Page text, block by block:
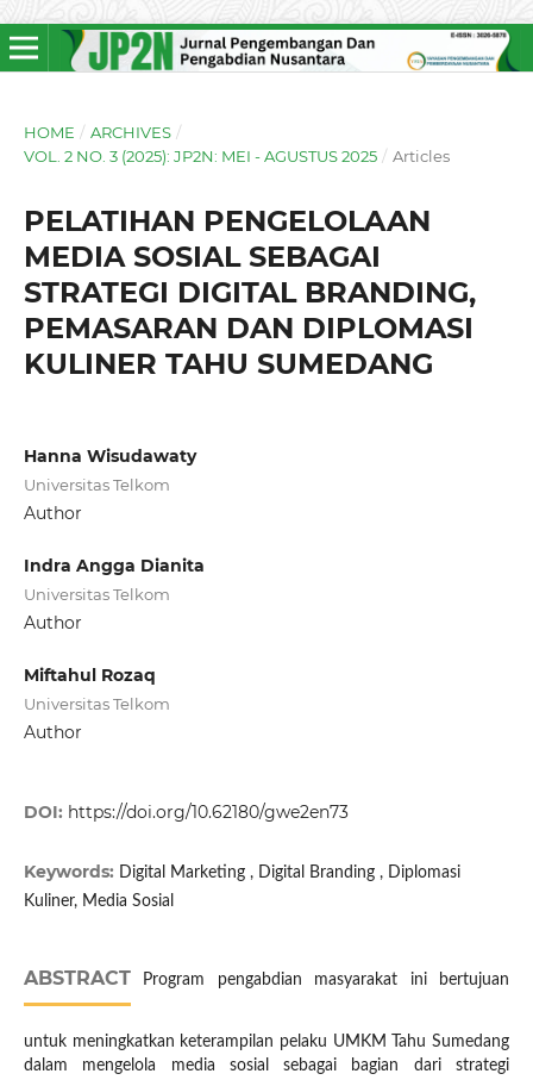
HOME / ARCHIVES /
VOL. 2 NO. 3 (2025): JP2N: MEI - AGUSTUS 2025 / Articles
PELATIHAN PENGELOLAAN
MEDIA SOSIAL SEBAGAI
STRATEGI DIGITAL BRANDING,
PEMASARAN DAN DIPLOMASI
KULINER TAHU SUMEDANG
Hanna Wisudawaty
Universitas Telkom
Author
Indra Angga Dianita
Universitas Telkom
Author
Miftahul Rozaq
Universitas Telkom
Author
DOI: https://doi.org/10.62180/gwe2en73
Keywords: Digital Marketing , Digital Branding , Diplomasi
Kuliner, Media Sosial
ABSTRACT Program pengabdian masyarakat ini bertujuan
untuk meningkatkan keterampilan pelaku UMKM Tahu Sumedang
dalam mengelola media sosial sebagai bagian dari strategi